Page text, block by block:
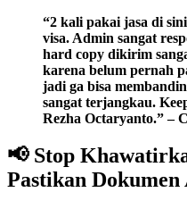
“2 kali pakai jasa di
visa. Admin sangat
hard copy dikirim
karena belum pernah
jadi ga bisa
sangat terjangkau.
Rezha Octaryanto.” –
📢 Stop
Pastikan